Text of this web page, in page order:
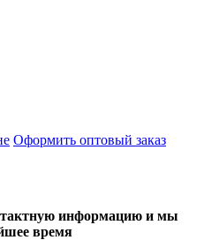
Оформить оптовый заказ
информацию и мы
время